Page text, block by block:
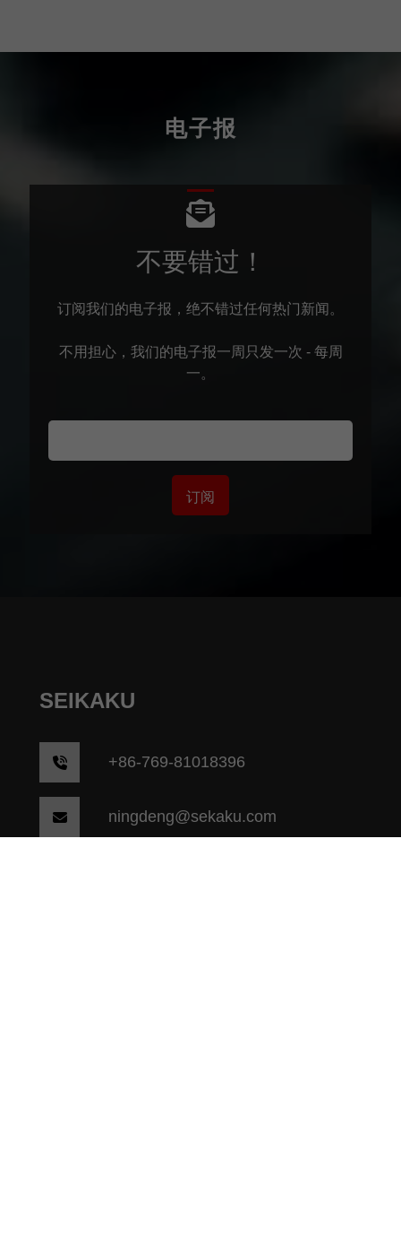
电子报
不要错过！
订阅我们的电子报，绝不错过任何热门新闻。
不用担心，我们的电子报一周只发一次 - 每周
一。
订阅
SEIKAKU
+86-769-81018396
ningdeng@sekaku.com